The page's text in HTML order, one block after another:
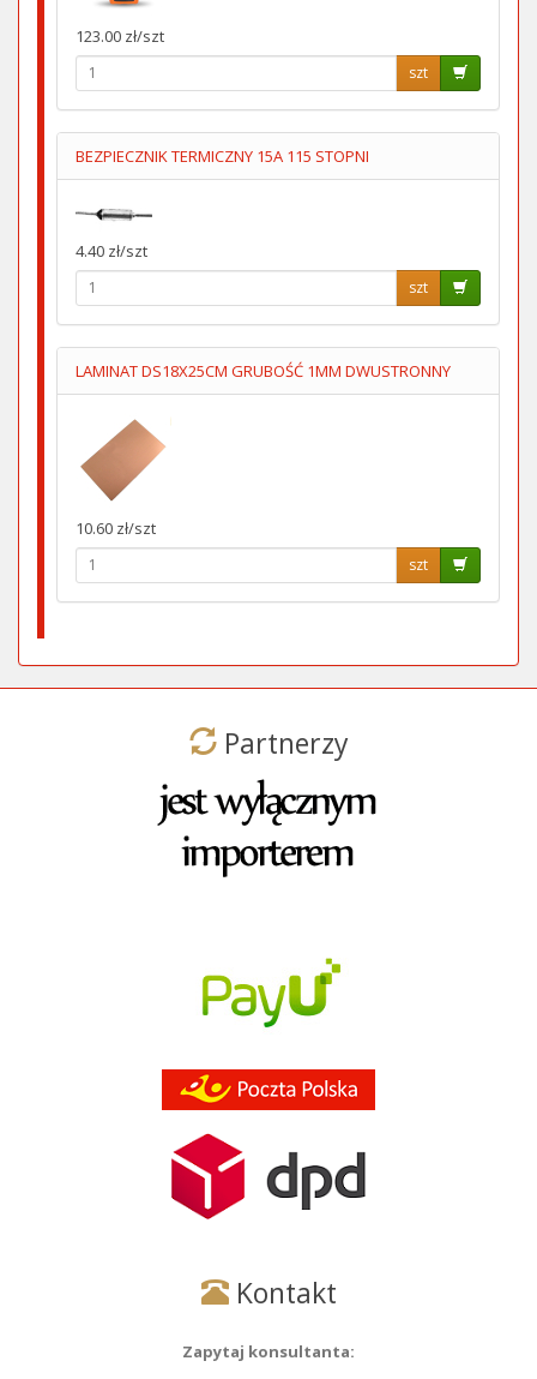
123.00 zł/szt
szt
BEZPIECZNIK TERMICZNY 15A 115 STOPNI
4.40 zł/szt
szt
LAMINAT DS18X25CM GRUBOŚĆ 1MM DWUSTRONNY
10.60 zł/szt
szt
Partnerzy
Kontakt
Zapytaj konsultanta: